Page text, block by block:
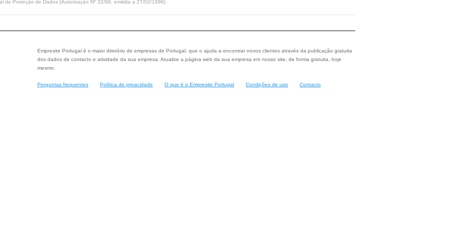
de Proteção de Dados (Autorização Nº 32/96, emitida a 27/02/1996).
Empresite Portugal é o maior diretório de empresas de Portugal, que o ajuda a encontrar novos clientes através da publicação gratuita
dos dados de contacto e atividade da sua empresa. Atualize a página web da sua empresa em nosso site, de forma gratuita, hoje
mesmo.
Perguntas frequentes Política de privacidade O que é o Empresite Portugal Condições de uso Contacto